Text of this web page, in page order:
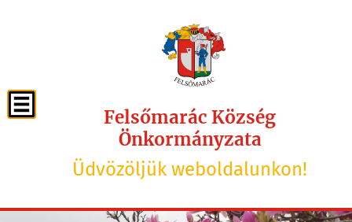
Felsőmarác Község
Önkormányzata
Üdvözöljük weboldalunkon!